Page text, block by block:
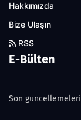
Hakkımızda
Bize Ulaşın
RSS
E-Bülten
Son